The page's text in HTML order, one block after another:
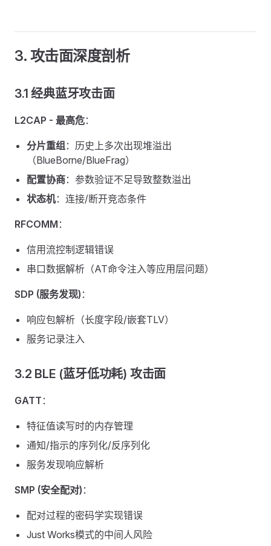
3. 攻击面深度剖析
3.1 经典蓝牙攻击面
L2CAP - 最高危：
分片重组：历史上多次出现堆溢出
（BlueBorne/BlueFrag）
配置协商：参数验证不足导致整数溢出
状态机：连接/断开竞态条件
RFCOMM ：
信用流控制逻辑错误
串口数据解析（AT命令注入等应用层问题）
SDP (服务发现) ：
响应包解析（长度字段/嵌套TLV）
服务记录注入
3.2 BLE (蓝牙低功耗) 攻击面
GATT ：
特征值读写时的内存管理
通知/指示的序列化/反序列化
服务发现响应解析
SMP (安全配对) ：
配对过程的密码学实现错误
Just Works模式的中间人风险